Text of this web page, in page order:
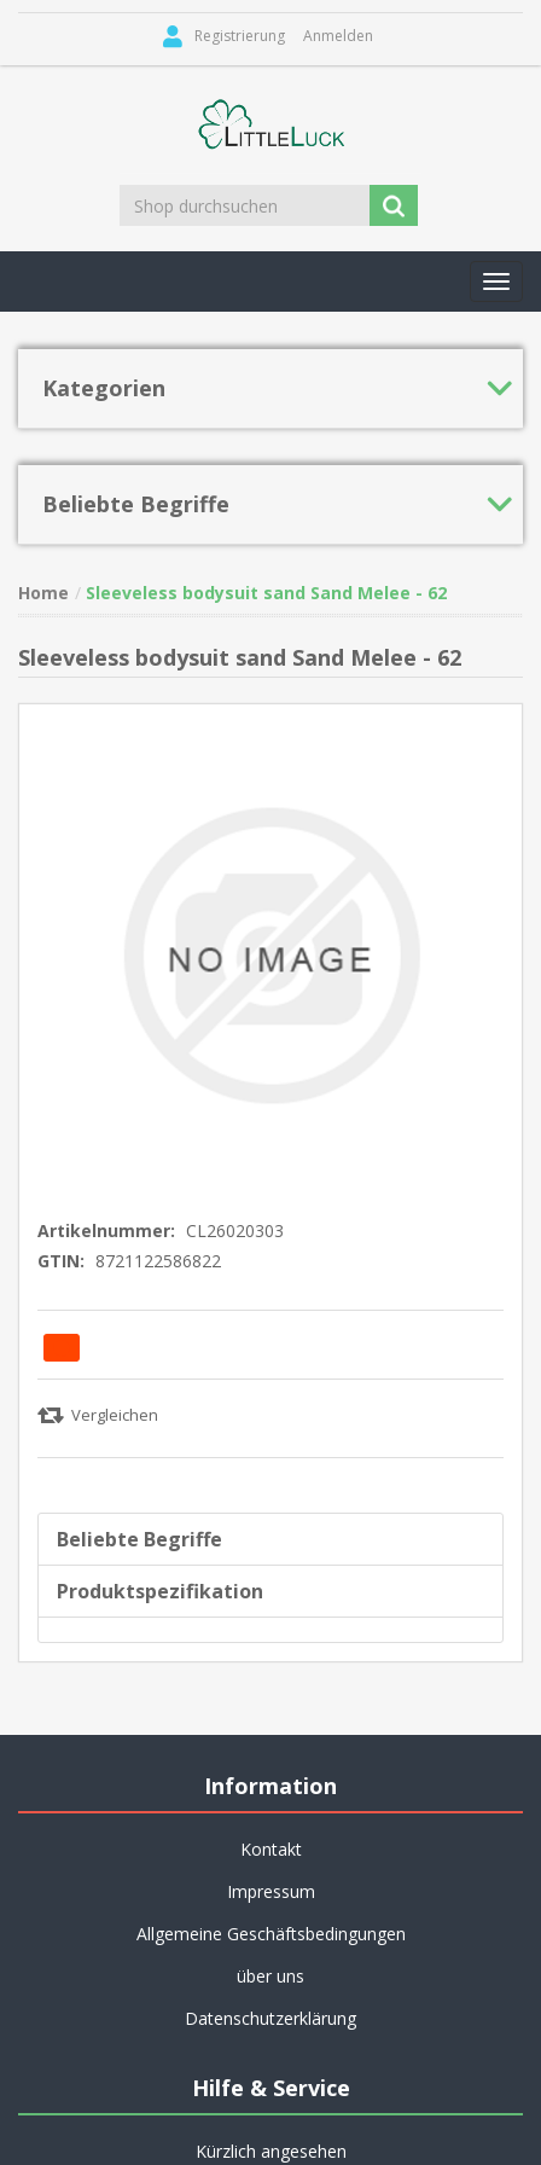
Registrierung Anmelden
Kategorien
Beliebte Begriffe
Home Sleeveless bodysuit sand Sand Melee - 62
Sleeveless bodysuit sand Sand Melee - 62
Artikelnummer: CL26020303
GTIN: 8721122586822
Beliebte Begriffe
Produktspezifikation
Information
Kontakt
Impressum
Allgemeine Geschäftsbedingungen
über uns
Datenschutzerklärung
Hilfe & Service
Kürzlich angesehen